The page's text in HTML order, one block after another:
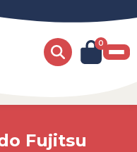
0
Fujitsu